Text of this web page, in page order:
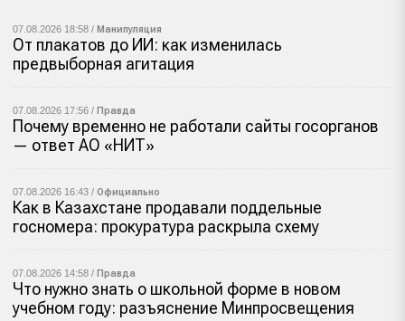
07.08.2026 18:58 / Манипуляция
От плакатов до ИИ: как изменилась
предвыборная агитация
07.08.2026 17:56 / Правда
Почему временно не работали сайты госорганов
— ответ АО «НИТ»
07.08.2026 16:43 / Официально
Как в Казахстане продавали поддельные
госномера: прокуратура раскрыла схему
07.08.2026 14:58 / Правда
Что нужно знать о школьной форме в новом
учебном году: разъяснение Минпросвещения